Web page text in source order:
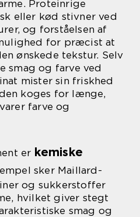
Proteinrige
eller kød stivner ved
og forståelsen af
for præcist at
ønskede tekstur. Selv
smag og farve ved
mister sin friskhed
koges for længe,
farve og
er kemiske
sker Maillard-
og sukkerstoffer
hvilket giver stegt
smag og